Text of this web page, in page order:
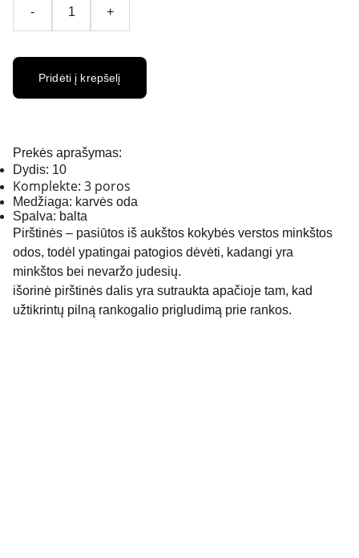
- +
Pridėti į krepšelį
Prekės aprašymas:
Dydis: 10
Komplekte: 3 poros
Medžiaga: karvės oda
Spalva: balta
Pirštinės – pasiūtos iš aukštos kokybės verstos minkštos
odos, todėl ypatingai patogios dėvėti, kadangi yra
minkštos bei nevaržo judesių.
išorinė pirštinės dalis yra sutraukta apačioje tam, kad
užtikrintų pilną rankogalio prigludimą prie rankos.